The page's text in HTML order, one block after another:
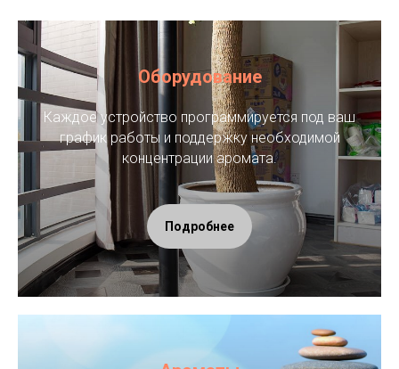
Оборудование
Каждое устройство программируется под ваш
график работы и поддержку необходимой
концентрации аромата.
Подробнее